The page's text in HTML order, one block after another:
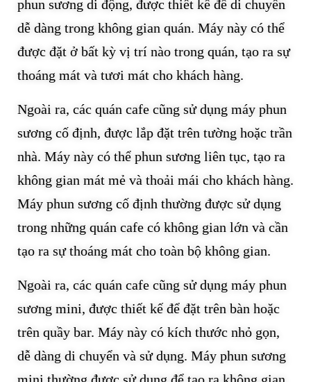
phun sương di động, được thiết kế để di chuyển
dễ dàng trong không gian quán. Máy này có thể
được đặt ở bất kỳ vị trí nào trong quán, tạo ra sự
thoáng mát và tươi mát cho khách hàng.
Ngoài ra, các quán cafe cũng sử dụng máy phun
sương cố định, được lắp đặt trên tường hoặc trần
nhà. Máy này có thể phun sương liên tục, tạo ra
không gian mát mẻ và thoải mái cho khách hàng.
Máy phun sương cố định thường được sử dụng
trong những quán cafe có không gian lớn và cần
tạo ra sự thoáng mát cho toàn bộ không gian.
Ngoài ra, các quán cafe cũng sử dụng máy phun
sương mini, được thiết kế để đặt trên bàn hoặc
trên quầy bar. Máy này có kích thước nhỏ gọn,
dễ dàng di chuyển và sử dụng. Máy phun sương